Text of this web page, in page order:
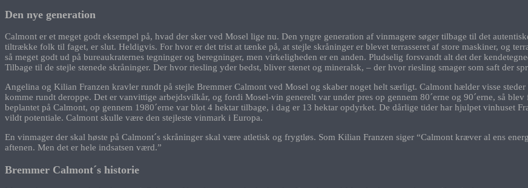
Den nye generation
Calmont er et meget godt eksempel på, hvad der sker ved Mosel lige nu. Den yngre generation af vinmagere søger tilbage til det
tiltrække folk til faget, er slut. Heldigvis. For hvor er det trist at tænke på, at stejle skråninger er blevet terrasseret af store maskiner, og
så meget godt ud på bureaukraternes tegninger og beregninger, men virkeligheden er en anden. Pludselig forsvandt alt det der
Tilbage til de stejle stenede skråninger. Der hvor riesling yder bedst, bliver stenet og mineralsk, – der hvor riesling smager som saft der
Angelina og Kilian Franzen kravler rundt på stejle Bremmer Calmont ved Mosel og skaber noget helt særligt. Calmont hælder visse
komme rundt deroppe. Det er vanvittige arbejdsvilkår, og fordi Mosel-vin generelt var under pres op gennem 80´erne og 90´erne, så
beplantet på Calmont, op gennem 1980´erne var blot 4 hektar tilbage, i dag er 13 hektar opdyrket. De dårlige tider har hjulpet vinhuset
vildt potentiale. Calmont skulle være den stejleste vinmark i Europa.
En vinmager der skal høste på Calmont´s skråninger skal være atletisk og frygtløs. Som Kilian Franzen siger “Calmont kræver al ens
aftenen. Men det er hele indsatsen værd.”
Bremmer Calmont´s historie